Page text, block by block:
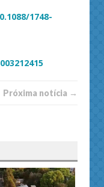
1748-
Próxima notí­­cia →